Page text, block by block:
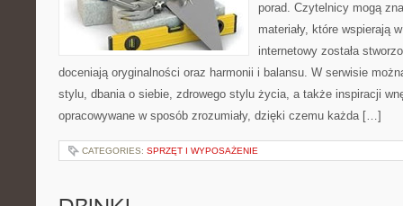
porad. Czytelnicy mogą
materiały, które wspierają
internetowy została
doceniają oryginalności oraz harmonii i balansu. W serwisie
stylu, dbania o siebie, zdrowego stylu życia, a także inspiracji
opracowywane w sposób zrozumiały, dzięki czemu każda […]
CATEGORIES: SPRZĘT I WYPOSAŻENIE